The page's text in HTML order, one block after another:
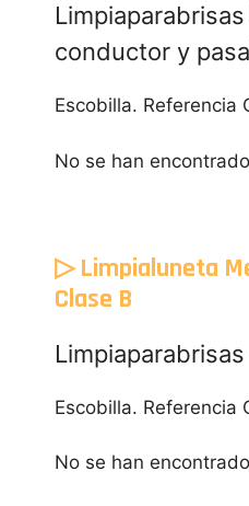
conductor y
Escobilla. Referencia
No se han
▷ Limpialuneta
Clase B
Escobilla. Referencia
No se han